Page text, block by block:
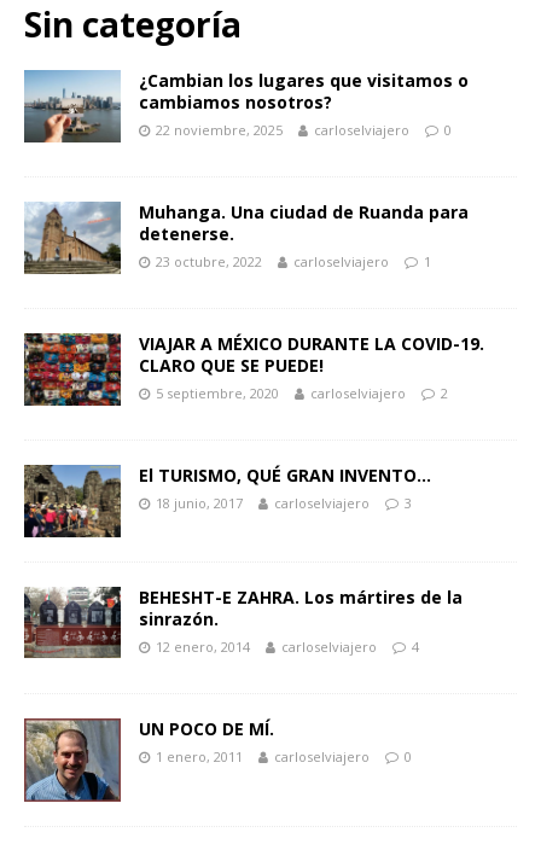
Sin categoría
¿Cambian los lugares que visitamos o
cambiamos nosotros?
22 noviembre, 2025 carloselviajero 0
Muhanga. Una ciudad de Ruanda para
detenerse.
23 octubre, 2022 carloselviajero 1
VIAJAR A MÉXICO DURANTE LA COVID-19.
CLARO QUE SE PUEDE!
5 septiembre, 2020 carloselviajero 2
El TURISMO, QUÉ GRAN INVENTO…
18 junio, 2017 carloselviajero 3
BEHESHT-E ZAHRA. Los mártires de la
sinrazón.
12 enero, 2014 carloselviajero 4
UN POCO DE MÍ.
1 enero, 2011 carloselviajero 0